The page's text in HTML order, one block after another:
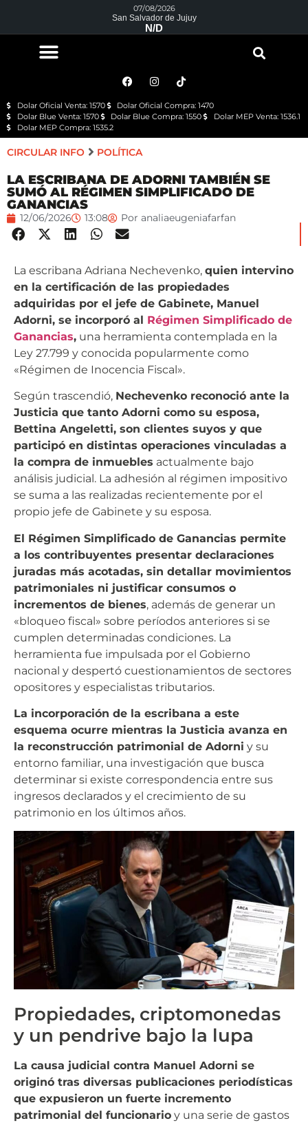
07/08/2026
San Salvador de Jujuy
N/D
Dolar Oficial Venta: 1570
Dolar Oficial Compra: 1470
Dolar Blue Venta: 1570
Dolar Blue Compra: 1550
Dolar MEP Venta: 1536.1
Dolar MEP Compra: 1535.2
CIRCULAR INFO POLÍTICA
LA ESCRIBANA DE ADORNI TAMBIÉN SE
SUMÓ AL RÉGIMEN SIMPLIFICADO DE
GANANCIAS
12/06/2026 13:08 Por analiaeugeniafarfan
La escribana Adriana Nechevenko, quien intervino
en la certificación de las propiedades
adquiridas por el jefe de Gabinete, Manuel
Adorni, se incorporó al Régimen Simplificado de
Ganancias, una herramienta contemplada en la
Ley 27.799 y conocida popularmente como
«Régimen de Inocencia Fiscal».
Según trascendió, Nechevenko reconoció ante la
Justicia que tanto Adorni como su esposa,
Bettina Angeletti, son clientes suyos y que
participó en distintas operaciones vinculadas a
la compra de inmuebles actualmente bajo
análisis judicial. La adhesión al régimen impositivo
se suma a las realizadas recientemente por el
propio jefe de Gabinete y su esposa.
El Régimen Simplificado de Ganancias permite
a los contribuyentes presentar declaraciones
juradas más acotadas, sin detallar movimientos
patrimoniales ni justificar consumos o
incrementos de bienes, además de generar un
«bloqueo fiscal» sobre períodos anteriores si se
cumplen determinadas condiciones. La
herramienta fue impulsada por el Gobierno
nacional y despertó cuestionamientos de sectores
opositores y especialistas tributarios.
La incorporación de la escribana a este
esquema ocurre mientras la Justicia avanza en
la reconstrucción patrimonial de Adorni y su
entorno familiar, una investigación que busca
determinar si existe correspondencia entre sus
ingresos declarados y el crecimiento de su
patrimonio en los últimos años.
Propiedades, criptomonedas
y un pendrive bajo la lupa
La causa judicial contra Manuel Adorni se
originó tras diversas publicaciones periodísticas
que expusieron un fuerte incremento
patrimonial del funcionario y una serie de gastos